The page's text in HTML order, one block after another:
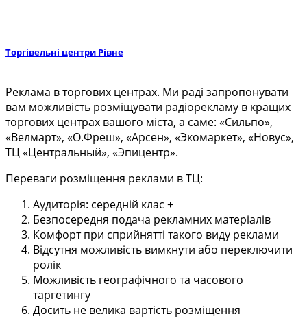
Торгівельні центри Рівне
Реклама в торгових центрах. Ми раді запропонувати
вам можливість розміщувати радіорекламу в кращих
торгових центрах вашого міста, а саме: «Сильпо»,
«Велмарт», «О.Фреш», «Арсен», «Экомаркет», «Новус»,
ТЦ «Центральный», «Эпицентр».
Переваги розміщення реклами в ТЦ:
Аудиторія: середній клас +
Безпосередня подача рекламних матеріалів
Комфорт при сприйнятті такого виду реклами
Відсутня можливість вимкнути або переключити
ролік
Можливість географічного та часового
таргетингу
Досить не велика вартість розміщення